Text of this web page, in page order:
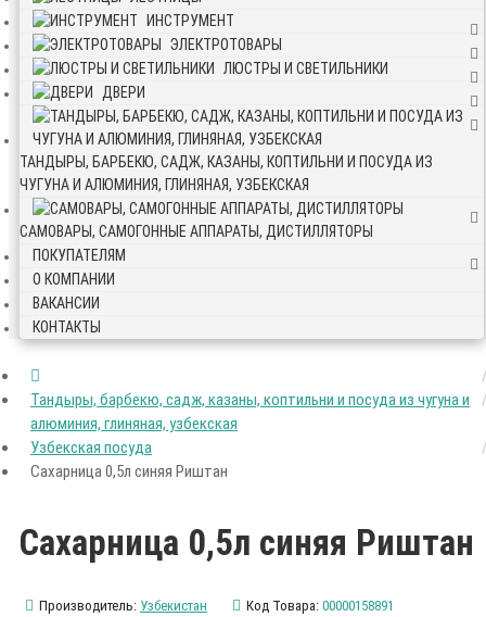
ИНСТРУМЕНТ
ЭЛЕКТРОТОВАРЫ
ЛЮСТРЫ И СВЕТИЛЬНИКИ
ДВЕРИ
ТАНДЫРЫ, БАРБЕКЮ, САДЖ, КАЗАНЫ, КОПТИЛЬНИ И ПОСУДА ИЗ
ЧУГУНА И АЛЮМИНИЯ, ГЛИНЯНАЯ, УЗБЕКСКАЯ
САМОВАРЫ, САМОГОННЫЕ АППАРАТЫ, ДИСТИЛЛЯТОРЫ
ПОКУПАТЕЛЯМ
О КОМПАНИИ
ВАКАНСИИ
КОНТАКТЫ
Тандыры, барбекю, садж, казаны, коптильни и посуда из чугуна и
алюминия, глиняная, узбекская
Узбекская посуда
Сахарница 0,5л синяя Риштан
Сахарница 0,5л синяя Риштан
Производитель: Узбекистан Код Товара: 00000158891